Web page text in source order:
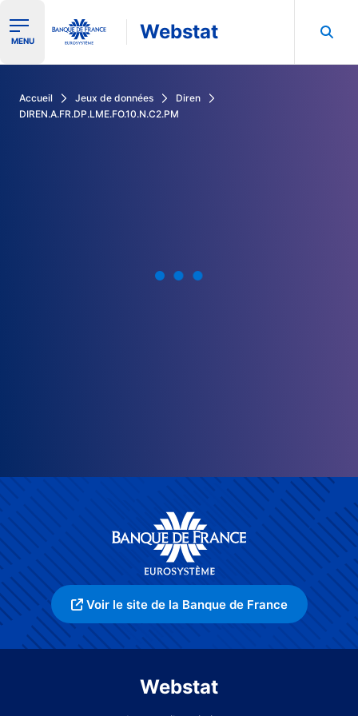
Ouvrir le menu de navigation
MENU Webstat
Accueil Jeux de données
Diren
DIREN.A.FR.DP.LME.FO.10.N.C2.PM
Voir le site de la Banque de France
Webstat